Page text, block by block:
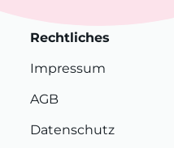
Rechtliches
Impressum
AGB
Datenschutz